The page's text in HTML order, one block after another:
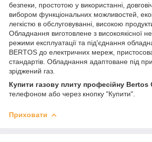
безпеки, простотою у використанні,
вибором функціональних можливостей,
легкістю в обслуговуванні, високою
Обладнання виготовлене з високоякісної
режими експлуатації та під'єднання
BERTOS до електричних мереж,
стандартів. Обладнання адаптоване під
зріджений газ.
Купити газову плиту професійну Bertos
телефоном або через кнопку "Купити".
Приховати